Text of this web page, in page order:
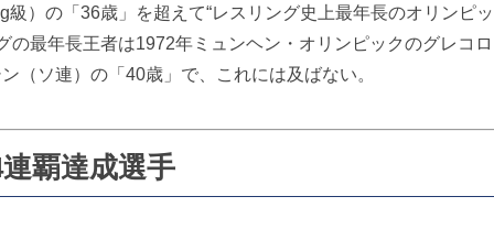
）の「36歳」を超えて“レスリング史上最年長のオリンピッ
の最年長王者は1972年ミュンヘン・オリンピックのグレコロ
（ソ連）の「40歳」で、これには及ばない。
覇達成選手